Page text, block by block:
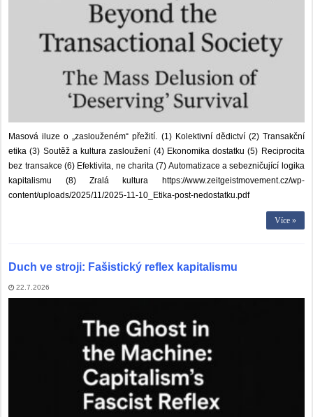
Masová iluze o „zaslouženém“ přežití. (1) Kolektivní dědictví (2) Transakční
etika (3) Soutěž a kultura zasloužení (4) Ekonomika dostatku (5) Reciprocita
bez transakce (6) Efektivita, ne charita (7) Automatizace a sebezničující logika
kapitalismu (8) Zralá kultura https://www.zeitgeistmovement.cz/wp-
content/uploads/2025/11/2025-11-10_Etika-post-nedostatku.pdf
Více »
Duch ve stroji: Fašistický reflex kapitalismu
22.7.2026